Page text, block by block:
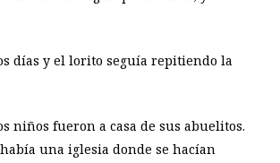
días y el lorito seguía repitiendo la
niños fueron a casa de sus abuelitos.
una iglesia donde se hacían